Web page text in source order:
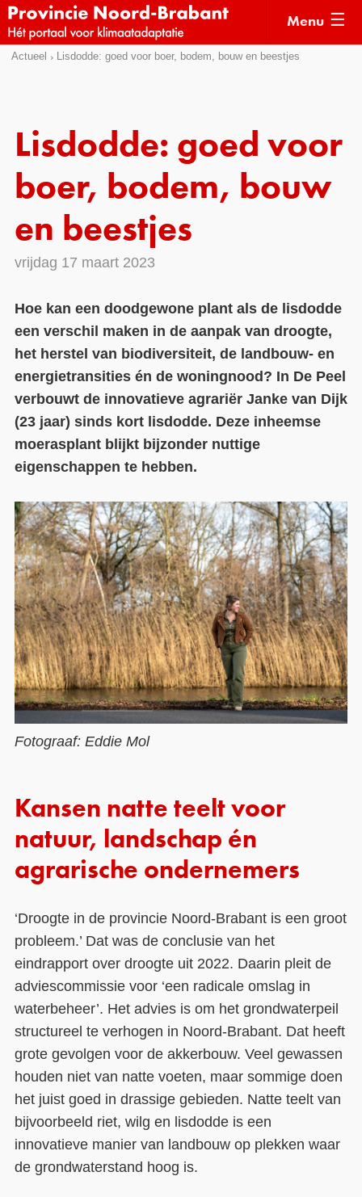
Sla
Direct
naar
menu
naar
pagina
Menu
Actueel Lisdodde: goed voor boer, bodem, bouw en beestjes
Lisdodde: goed voor
boer, bodem, bouw
en beestjes
vrijdag 17 maart 2023
Hoe kan een doodgewone plant als de lisdodde
een verschil maken in de aanpak van droogte,
het herstel van biodiversiteit, de landbouw- en
energietransities én de woningnood? In De Peel
verbouwt de innovatieve agrariër Janke van Dijk
(23 jaar) sinds kort lisdodde. Deze inheemse
moerasplant blijkt bijzonder nuttige
eigenschappen te hebben.
Fotograaf: Eddie Mol
Kansen natte teelt voor
natuur, landschap én
agrarische ondernemers
‘Droogte in de provincie Noord-Brabant is een groot
probleem.’ Dat was de conclusie van het
eindrapport over droogte uit 2022. Daarin pleit de
adviescommissie voor ‘een radicale omslag in
waterbeheer’. Het advies is om het grondwaterpeil
structureel te verhogen in Noord-Brabant. Dat heeft
grote gevolgen voor de akkerbouw. Veel gewassen
houden niet van natte voeten, maar sommige doen
het juist goed in drassige gebieden. Natte teelt van
bijvoorbeeld riet, wilg en lisdodde is een
innovatieve manier van landbouw op plekken waar
de grondwaterstand hoog is.
Actueel
Klimaatverhalen
Kennisdossiers
Hulpmiddelen
Voorbeelden
Subsidies
Over ons